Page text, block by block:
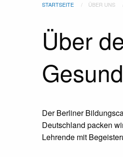
STARTSEITE ÜBER UNS
Über
Der Berliner
Deutschland packen
Lehrende mit